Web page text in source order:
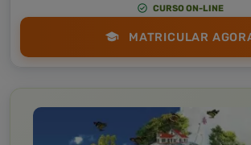
CURSO ON-LINE
MATRICULAR